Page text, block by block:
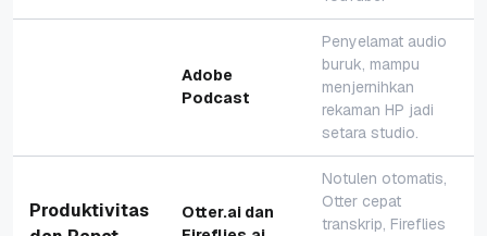
Adobe
Podcast
Penyelamat audio
buruk, mampu
menjernihkan
rekaman HP jadi
setara studio.
Produktivitas
Otter.ai dan
Notulen otomatis,
Otter cepat
transkrip, Fireflies